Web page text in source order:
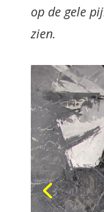
op de gele
zien.